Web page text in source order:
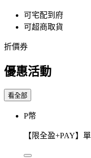
可宅配到府
可超商取貨
折價券
優惠活動
看全部
P幣
【限全盈+PAY】